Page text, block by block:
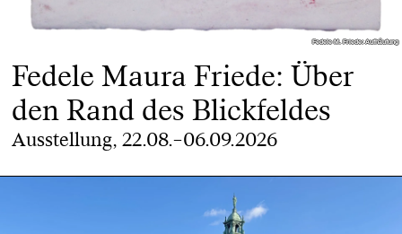
Fedele M. Friede: Aufhäufung
Fedele M. Friede: Aufhäufung
Fedele Maura Friede: Über
den Rand des Blickfeldes
Ausstellung, 22.08.–06.09.2026